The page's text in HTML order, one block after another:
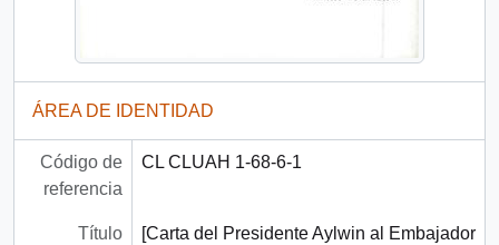
ÁREA DE IDENTIDAD
Código de
referencia
CL CLUAH 1-68-6-1
Título
[Carta del Presidente Aylwin al Embajador